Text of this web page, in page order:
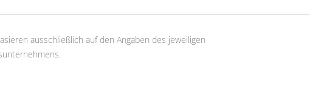
ausschließlich auf den Angaben des jeweiligen